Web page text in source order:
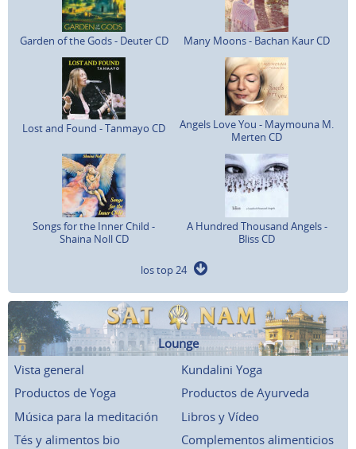
Garden of the Gods - Deuter CD Many Moons - Bachan Kaur CD
Lost and Found - Tanmayo CD
Angels Love You - Maymouna M.
Merten CD
Songs for the Inner Child -
Shaina Noll CD
A Hundred Thousand Angels -
Bliss CD
los top 24
Lounge
Vista general
Kundalini Yoga
Productos de Yoga
Productos de Ayurveda
Música para la meditación
Libros y Vídeo
Tés y alimentos bio
Complementos alimenticios